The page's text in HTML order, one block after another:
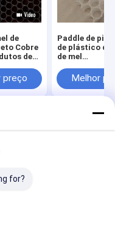
de
Cobre
de
preço
Paddle de
de plástico de
de mel
Melhor
Site
Policy
for?